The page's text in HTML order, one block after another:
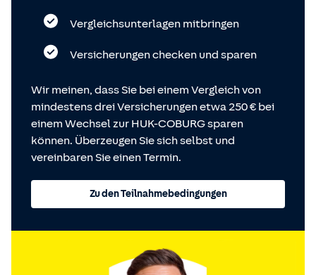
Vergleichsunterlagen mitbringen
Versicherungen checken und sparen
Wir meinen, dass Sie bei einem Vergleich von
mindestens drei Versicherungen etwa 250 € bei
einem Wechsel zur HUK-COBURG sparen
können. Überzeugen Sie sich selbst und
vereinbaren Sie einen Termin.
Zu den Teilnahmebedingungen